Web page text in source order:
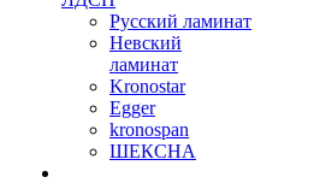
Русский ламинат
Невский
ламинат
Kronostar
Egger
kronospan
ШЕКСНА